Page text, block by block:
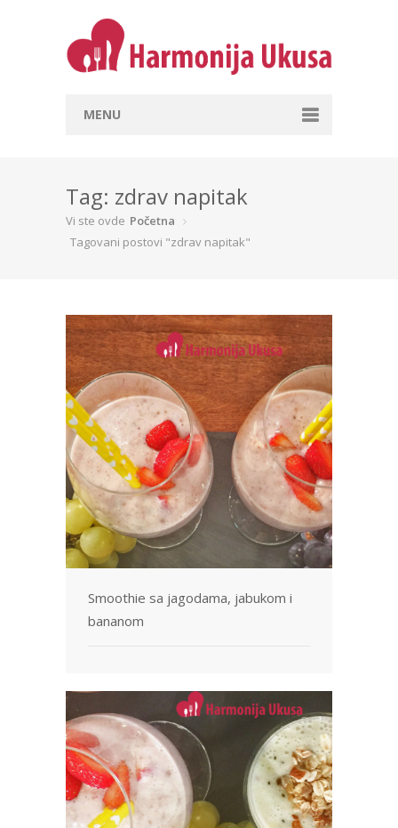
MENU
Hrana i stil života
Recepti
Prema vrsti namirnica
Prema dužini pripreme
Svetske kuhinje
Vaši Recepti
Korisni saveti
Video
Ko je Sandra?
Pošaljite nam svoj recept
Tag: zdrav napitak
Vi ste ovde Početna
Tagovani postovi "zdrav napitak"
Smoothie sa jagodama, jabukom i
bananom